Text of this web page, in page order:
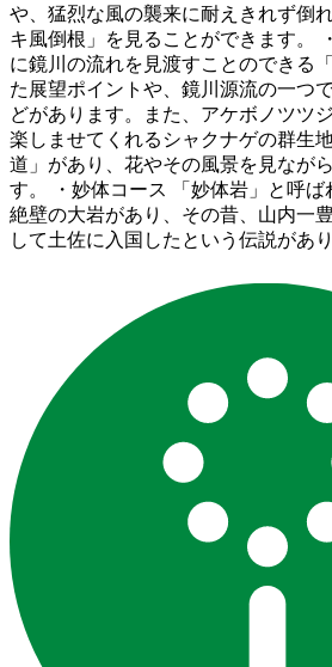
や、猛烈な風の襲来に耐えきれず倒
キ風倒根」を見ることができます。
に鏡川の流れを見渡すことのできる
た展望ポイントや、鏡川源流の一つ
どがあります。また、アケボノツツ
楽しませてくれるシャクナゲの群生
道」があり、花やその風景を見なが
す。 ・妙体コース 「妙体岩」と呼
絶壁の大岩があり、その昔、山内一
して土佐に入国したという伝説があり